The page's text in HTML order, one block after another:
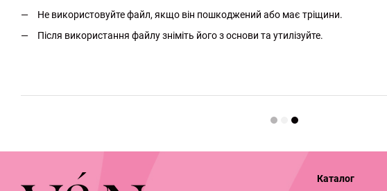
Не використовуйте файл, якщо він пошкоджений або має тріщини.
Після використання файлу зніміть його з основи та утилізуйте.
Каталог